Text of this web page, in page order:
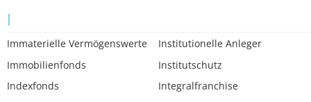
I
Immaterielle Vermögenswerte
Immobilienfonds
Indexfonds
Institutionelle Anleger
Institutschutz
Integralfranchise